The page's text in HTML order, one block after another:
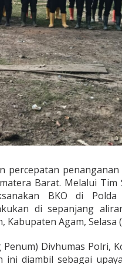
penanganan
Barat. Melalui Tim
BKO di
di sepanjang
Kabupaten Agam, Selasa
Divhumas Polri,
ini diambil sebagai